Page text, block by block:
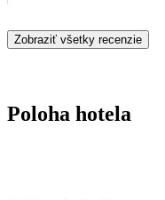
fajn, hodně čerstvé
Zobraziť všetky recenzie
Poloha hotela